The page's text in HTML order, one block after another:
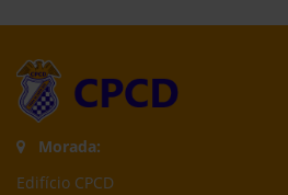
Morada:
Edifício CPCD